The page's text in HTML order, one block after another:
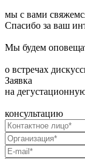
мы с вами
Спасибо за ваш
Мы будем
о встречах
Заявка
на
консультацию